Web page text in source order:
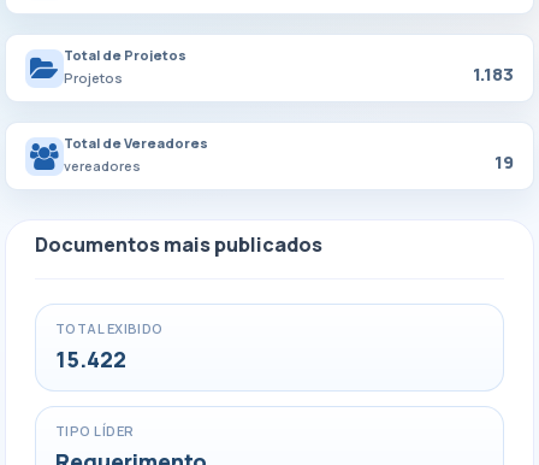
Total de Projetos
Projetos
1.183
Total de Vereadores
vereadores
19
Documentos mais publicados
TOTAL EXIBIDO
15.422
TIPO LÍDER